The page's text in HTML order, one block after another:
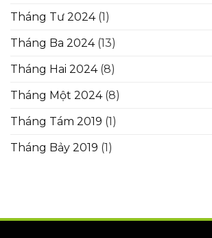
Tháng Tư 2024(1)
Tháng Ba 2024(13)
Tháng Hai 2024(8)
Tháng Một 2024(8)
Tháng Tám 2019 (1)
Tháng Bảy 2019 (1)